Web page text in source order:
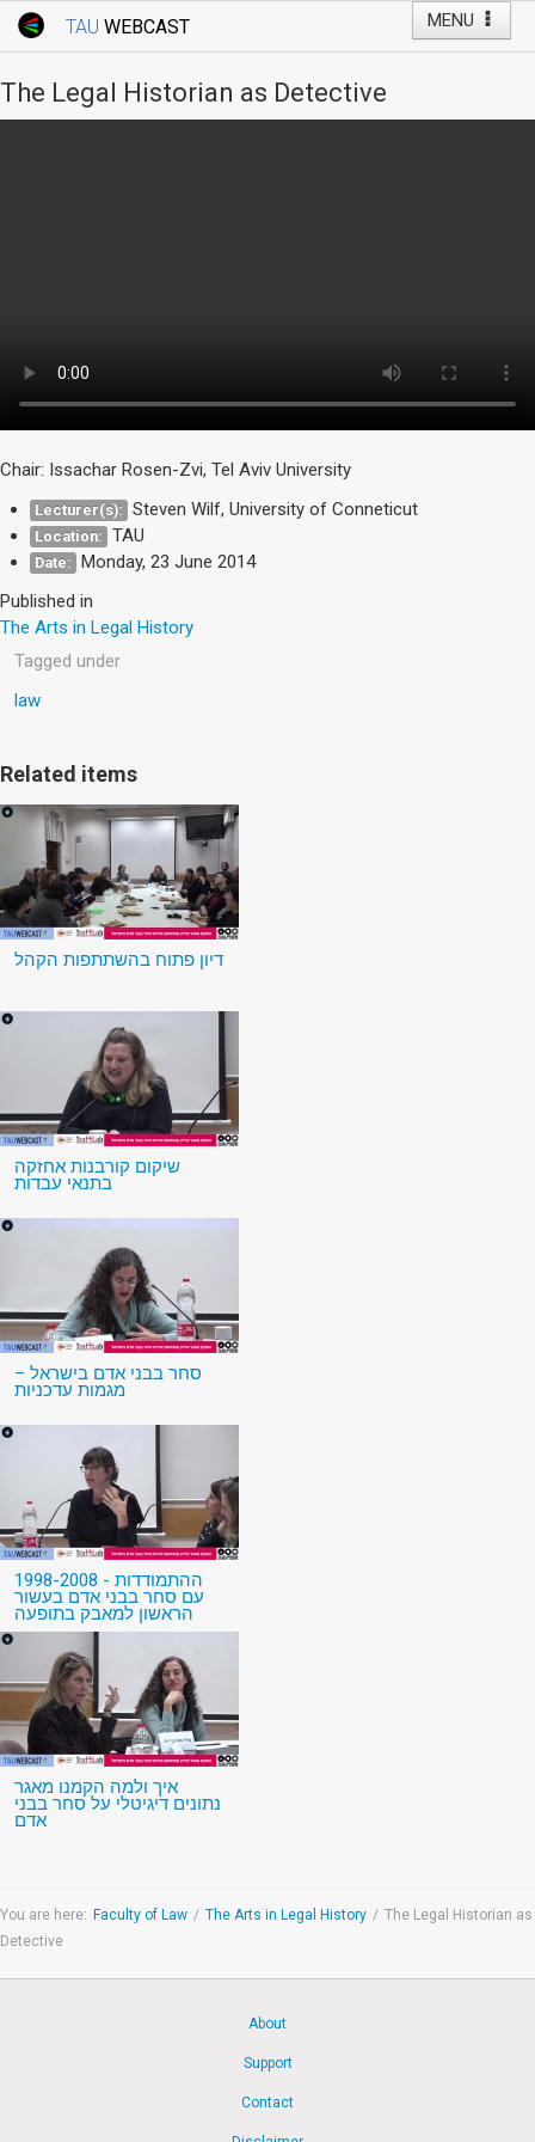
MENU
TAU WEBCAST
Webcast: Courses
Tel Aviv University
The Legal Historian as Detective
Chair: Issachar Rosen-Zvi, Tel Aviv University
Lecturer(s): Steven Wilf, University of Conneticut
Location: TAU
Date: Monday, 23 June 2014
Published in
The Arts in Legal History
Tagged under
law
Related items
דיון פתוח בהשתתפות הקהל
שיקום קורבנות אחזקה
בתנאי עבדות
סחר בבני אדם בישראל –
מגמות עדכניות
1998-2008 - ההתמודדות
עם סחר בבני אדם בעשור
הראשון למאבק בתופעה
איך ולמה הקמנו מאגר
נתונים דיגיטלי על סחר בבני
אדם
You are here: Faculty of Law / The Arts in Legal History / The Legal Historian as
Detective
About
Support
Contact